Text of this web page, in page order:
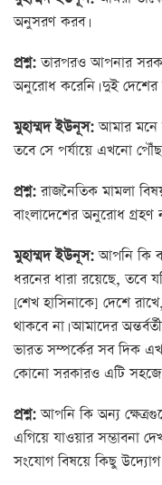
অনুসরণ করব।
প্রশ্ন:তারপরও আপনার
অনুরোধ করেনি। দুই দেশের
মুহাম্মদ ইউনূস:আমার মনে
তবে সে পর্যায়ে এখনো
প্রশ্ন:রাজনৈতিক মামলা
বাংলাদেশের অনুরোধ গ্রহণ
মুহাম্মদ ইউনূস:আপনি কি
ধরনের ধারা রয়েছে, তবে
[শেখ হাসিনাকে] দেশে
থাকবে না। আমাদের
ভারত সম্পর্কের সব দিক
কোনো সরকারও এটি সহজে
প্রশ্ন:আপনি কি অন্য
এগিয়ে যাওয়ার সম্ভাবনা
সংযোগ বিষয়ে কিছু উদ্যোগ